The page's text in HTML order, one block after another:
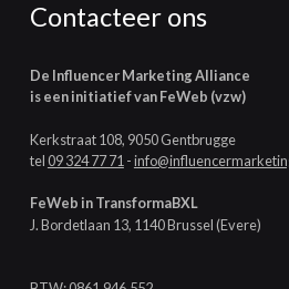
Contacteer ons
De Influencer Marketing Alliance
is een initiatief van FeWeb (vzw)
Kerkstraat 108, 9050 Gentbrugge
tel09 324 77 71 -
FeWeb in TransformaBXL
J. Bordetlaan 13, 1140 Brussel (Evere)